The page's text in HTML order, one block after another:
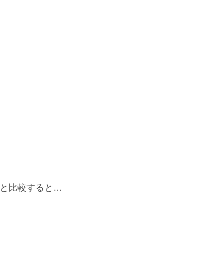
比較すると…